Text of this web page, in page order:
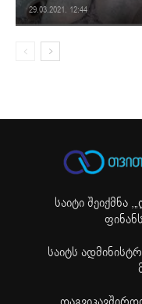
29.03.2021. 12:44
საიტი შეიქმნა ,
საიტს